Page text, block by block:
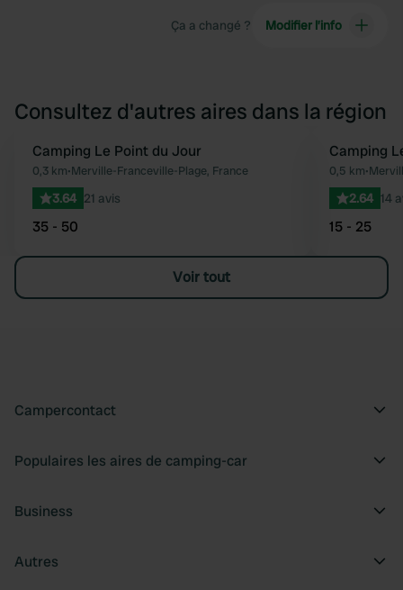
Ça a changé ? Modifier l’info
Consultez d'autres aires dans la région
Préféré
Camping Le Point du Jour
0,3 km•Merville-Franceville-Plage, France
3.64 21 avis
35 - 50
Camping
0,5 km•
2.64 14
15 - 25
Voir tout
Campercontact
Populaires les aires de camping-car
Business
Autres